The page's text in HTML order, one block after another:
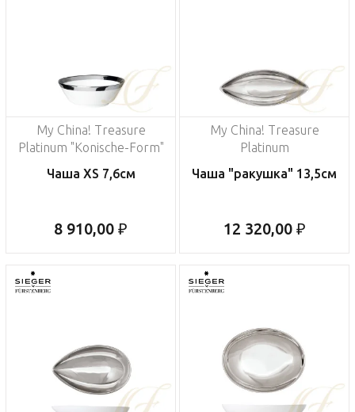
My China! Treasure
Platinum "Konische-Form"
Чаша XS 7,6см
8 910,00 ₽
My China! Treasure
Platinum
Чаша "ракушка" 13,5см
12 320,00 ₽